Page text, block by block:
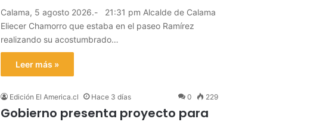
Calama, 5 agosto 2026.- 21:31 pm Alcalde de Calama
Eliecer Chamorro que estaba en el paseo Ramírez
realizando su acostumbrado…
Leer más »
Edición El America.cl Hace 3 días 0 229
Gobierno presenta proyecto para